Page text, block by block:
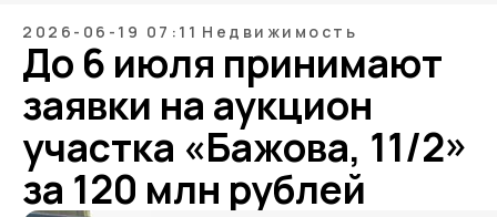
2026-06-19 07:11 Недвижимость
До 6 июля принимают
заявки на аукцион
участка «Бажова, 11/2»
за 120 млн рублей